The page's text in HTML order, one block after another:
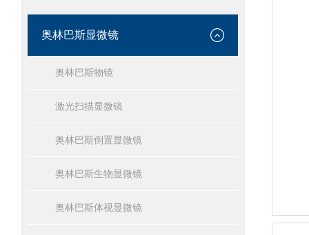
奥林巴斯显微镜
奥林巴斯物镜
激光扫描显微镜
奥林巴斯倒置显微镜
奥林巴斯生物显微镜
奥林巴斯体视显微镜